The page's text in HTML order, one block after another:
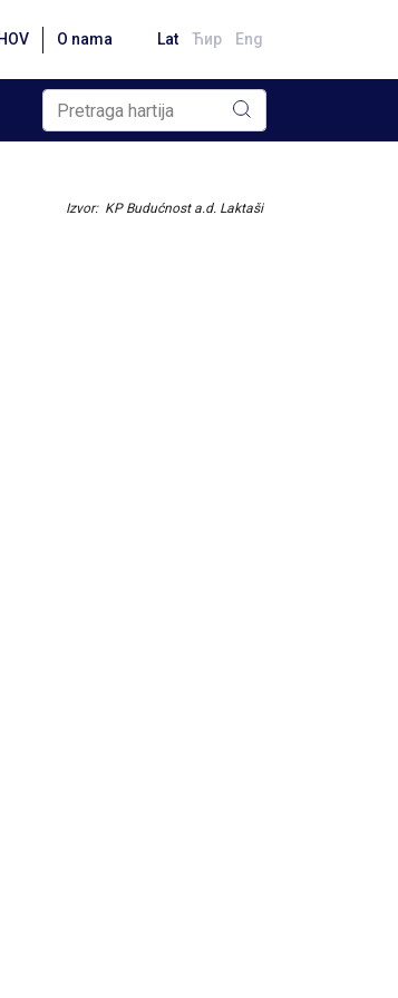
O nama Lat Ћир Eng
Izvor: KP Budućnost a.d. Laktaši